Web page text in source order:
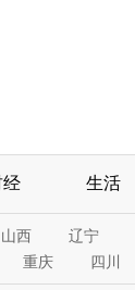
经 生活
山西 辽宁
重庆 四川